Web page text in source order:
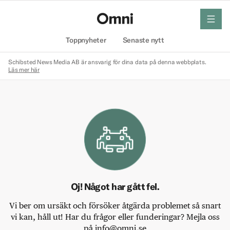
Toppnyheter Senaste nytt
meny
Schibsted News Media AB är ansvarig för dina data på denna webbplats.
Läs mer här
Oj! Något har gått fel.
Vi ber om ursäkt och försöker åtgärda problemet så snart
vi kan, håll ut! Har du frågor eller funderingar? Mejla oss